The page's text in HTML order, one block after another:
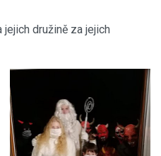
družině za jejich